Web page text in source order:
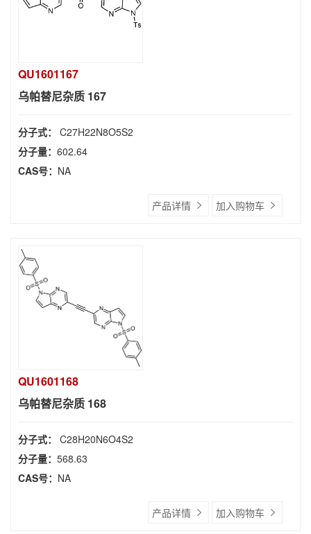
QU1601167
乌帕替尼杂质 167
分子式： C27H22N8O5S2
分子量： 602.64
CAS号： NA
产品详情 加入购物车
QU1601168
乌帕替尼杂质 168
分子式： C28H20N6O4S2
分子量： 568.63
CAS号： NA
产品详情 加入购物车